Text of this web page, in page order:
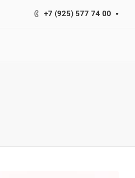
+7 (925) 577 74 00